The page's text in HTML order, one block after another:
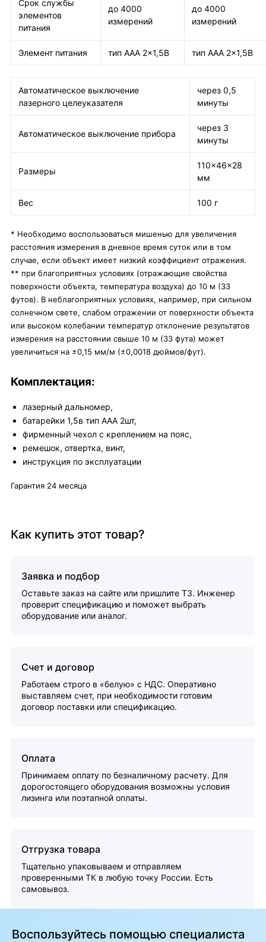
Срок службы
элементов
питания
до 4000
измерений
до 4000
измерений
Элемент питания тип ААА 2×1,5В тип ААА 2×1,5В
Автоматическое выключение
лазерного целеуказателя
через 0,5
минуты
Автоматическое выключение прибора
через 3
минуты
Размеры
110×46×28
мм
Вес 100 г
* Необходимо воспользоваться мишенью для увеличения
расстояния измерения в дневное время суток или в том
случае, если объект имеет низкий коэффициент отражения.
** при благоприятных условиях (отражающие свойства
поверхности объекта, температура воздуха) до 10 м (33
футов). В неблагоприятных условиях, например, при сильном
солнечном свете, слабом отражении от поверхности объекта
или высоком колебании температур отклонение результатов
измерения на расстоянии свыше 10 м (33 фута) может
увеличиться на ±0,15 мм/м (±0,0018 дюймов/фут).
Комплектация:
лазерный дальномер,
батарейки 1,5в тип ААА 2шт,
фирменный чехол с креплением на пояс,
ремешок, отвертка, винт,
инструкция по эксплуатации
Гарантия 24 месяца
Как купить этот товар?
Заявка и подбор
Оставьте заказ на сайте или пришлите ТЗ. Инженер
проверит спецификацию и поможет выбрать
оборудование или аналог.
Счет и договор
Работаем строго в «белую» с НДС. Оперативно
выставляем счет, при необходимости готовим
договор поставки или спецификацию.
Оплата
Принимаем оплату по безналичному расчету. Для
дорогостоящего оборудования возможны условия
лизинга или поэтапной оплаты.
Отгрузка товара
Тщательно упаковываем и отправляем
проверенными ТК в любую точку России. Есть
самовывоз.
Воспользуйтесь помощью специалиста